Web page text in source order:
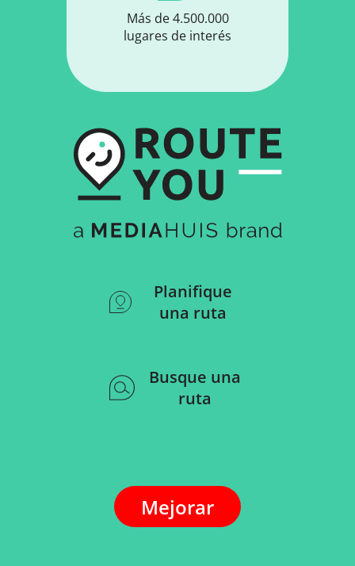
Más de 4.500.000
lugares de interés
Planifique
una ruta
Busque una
ruta
Mejorar